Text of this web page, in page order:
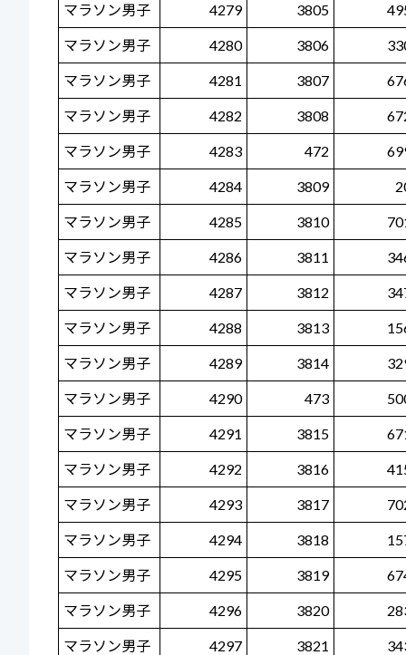
マラソン男子 4279 3805
マラソン男子 4280 3806
マラソン男子 4281 3807
マラソン男子 4282 3808
マラソン男子 4283 472
マラソン男子 4284 3809
マラソン男子 4285 3810
マラソン男子 4286 3811
マラソン男子 4287 3812
マラソン男子 4288 3813
マラソン男子 4289 3814
マラソン男子 4290 473
マラソン男子 4291 3815
マラソン男子 4292 3816
マラソン男子 4293 3817
マラソン男子 4294 3818
マラソン男子 4295 3819
マラソン男子 4296 3820
マラソン男子 4297 3821